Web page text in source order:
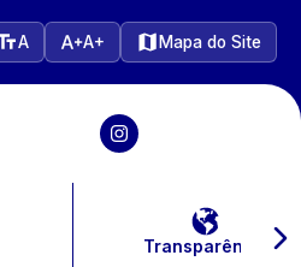
A A+ Mapa do Site
Transparência